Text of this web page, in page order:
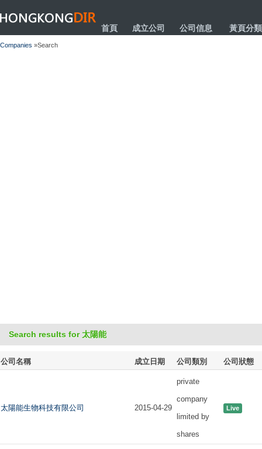
HONGKONGDIR
首頁 成立公司 公司信息 黃頁分類
Companies »Search
Search results for 太陽能
公司名稱 成立日期 公司類別 公司狀態
太陽能生物科技有限公司 2015-04-29
private
company
limited by
shares
Live